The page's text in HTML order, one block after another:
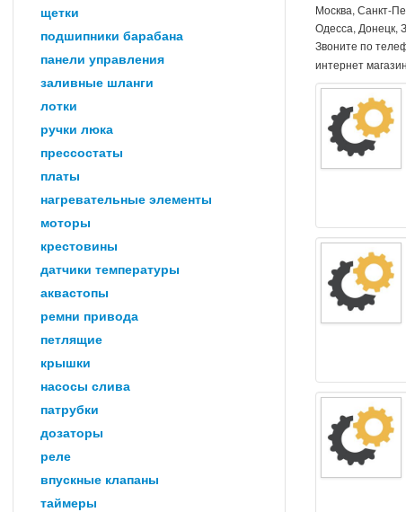
щетки
подшипники барабана
панели управления
заливные шланги
лотки
ручки люка
прессостаты
платы
нагревательные элементы
моторы
крестовины
датчики температуры
аквастопы
ремни привода
петлящие
крышки
насосы слива
патрубки
дозаторы
реле
впускные клапаны
таймеры
Москва, Санкт-
Одесса, Донецк,
Звоните по
интернет